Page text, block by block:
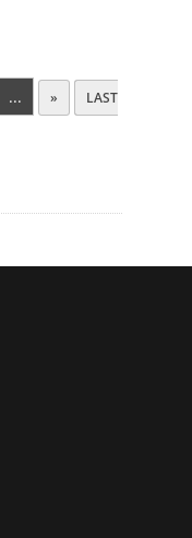
... »
LAST